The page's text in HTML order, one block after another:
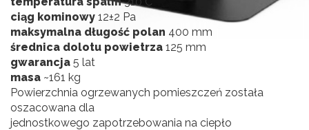
ciąg kominowy 12±2 Pa
maksymalna długość polan 400 mm
średnica dolotu powietrza 125 mm
gwarancja 5 lat
masa ~161 kg
Powierzchnia ogrzewanych pomieszczeń została
oszacowana dla
jednostkowego zapotrzebowania na ciepło